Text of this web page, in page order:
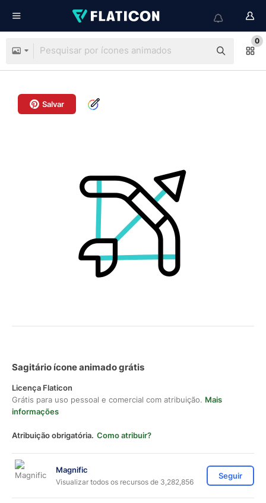
0
Salvar
Sagitário ícone animado grátis
Licença Flaticon
Grátis para uso pessoal e comercial com atribuição. Mais
informações
Atribuição obrigatória. Como atribuir?
Magnific
Visualizar todos os recursos de 3,282,856
Seguir